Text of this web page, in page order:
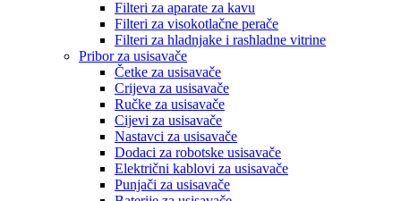
Filteri za aparate za kavu
Filteri za visokotlačne perače
Filteri za hladnjake i rashladne vitrine
Pribor za usisavače
Četke za usisavače
Crijeva za usisavače
Ručke za usisavače
Cijevi za usisavače
Nastavci za usisavače
Dodaci za robotske usisavače
Električni kablovi za usisavače
Punjači za usisavače